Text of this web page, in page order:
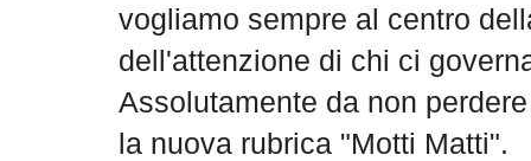
vogliamo sempre al centro
dell'attenzione di chi ci
Assolutamente da non
la nuova rubrica "Motti Matti".